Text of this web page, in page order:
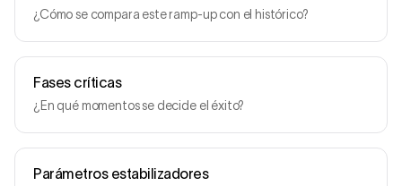
¿Cómo se compara este ramp-up con el histórico?
Fases críticas
¿En qué momentos se decide el éxito?
Parámetros estabilizadores